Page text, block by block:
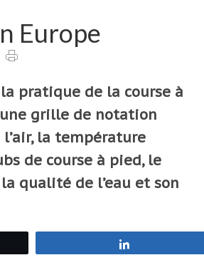
Europe
pratique de la course à
grille de notation
la température
de course à pied, le
qualité de l’eau et son